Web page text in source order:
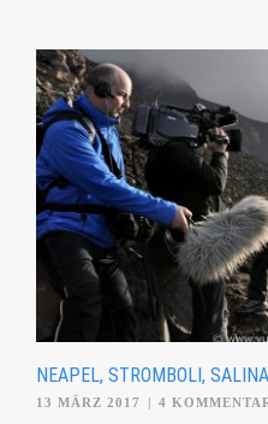
NEAPEL, STROMBOLI,
13 MÄRZ 2017 | 4